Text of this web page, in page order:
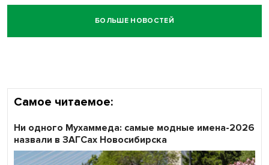
БОЛЬШЕ НОВОСТЕЙ
Самое читаемое:
Ни одного Мухаммеда: самые модные имена-2026
назвали в ЗАГСах Новосибирска